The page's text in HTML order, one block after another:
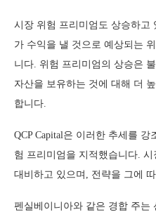
시장 위험 프리미엄도 상승하고
가 수익을 낼 것으로 예상되는
니다. 위험 프리미엄의 상승은
자산을 보유하는 것에 대해 더
합니다.
QCP Capital은 이러한 추세를
험 프리미엄을 지적했습니다.
대비하고 있으며, 전략을 그에
펜실베이니아와 같은 경합 주는